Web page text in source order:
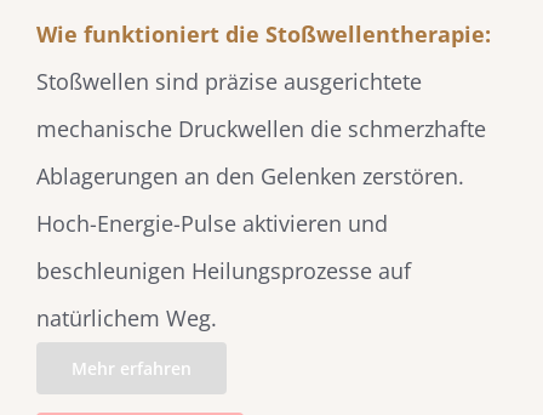
Wie funktioniert die Stoßwellentherapie:
Stoßwellen sind präzise ausgerichtete
mechanische Druckwellen die schmerzhafte
Ablagerungen an den Gelenken zerstören.
Hoch-Energie-Pulse aktivieren und
beschleunigen Heilungsprozesse auf
natürlichem Weg.
Mehr erfahren